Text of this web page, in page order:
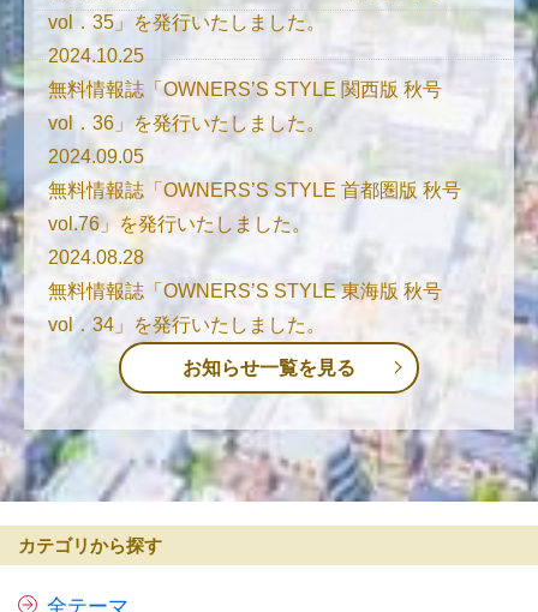
vol．35」を発行いたしました。
2024.10.25
無料情報誌「OWNERS’S STYLE 関西版 秋号
vol．36」を発行いたしました。
2024.09.05
無料情報誌「OWNERS’S STYLE 首都圏版 秋号
vol.76」を発行いたしました。
2024.08.28
無料情報誌「OWNERS’S STYLE 東海版 秋号
vol．34」を発行いたしました。
お知らせ一覧を見る
カテゴリから探す
全テーマ